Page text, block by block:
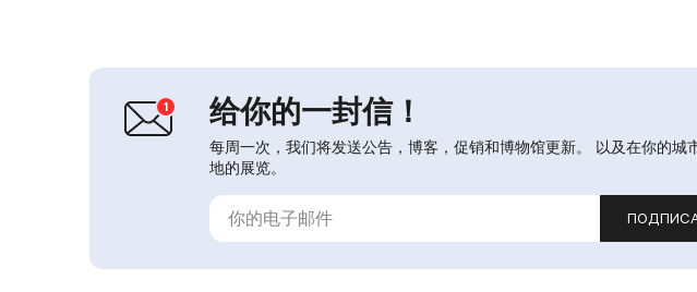
展览《马里埃尔人》。该展览使马里埃
给你的一封信！
每周一次，我们将发送公告，博客，促销和博物馆更新。 以及在你的城
地的展览。